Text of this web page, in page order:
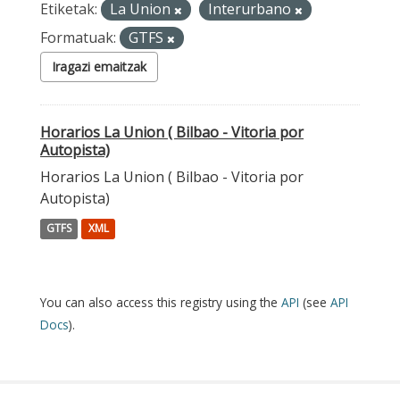
Etiketak: La Union
Interurbano
Formatuak:
GTFS
Iragazi emaitzak
Horarios La Union ( Bilbao - Vitoria por
Autopista)
Horarios La Union ( Bilbao - Vitoria por
Autopista)
GTFS XML
You can also access this registry using the API (see API
Docs).